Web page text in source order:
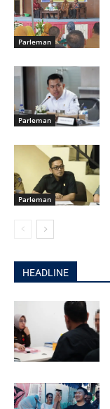
Parleman
Parleman
Parleman
HEADLINE